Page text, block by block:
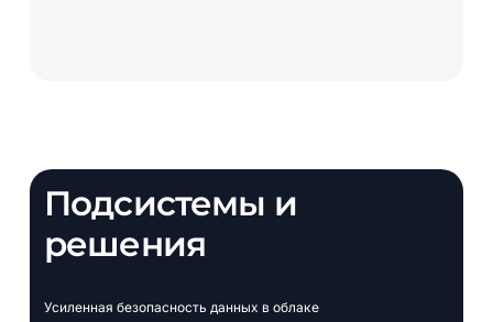
Подсистемы и
решения
Усиленная безопасность данных в облаке